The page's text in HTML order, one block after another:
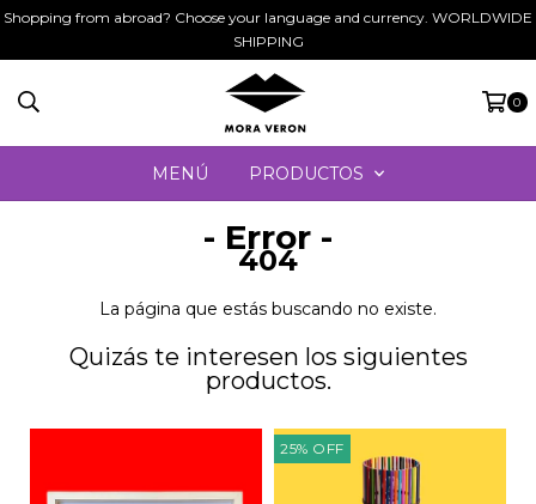
Shopping from abroad? Choose your language and currency. WORLDWIDE
SHIPPING
0
MENÚ PRODUCTOS
- Error -
404
La página que estás buscando no existe.
Quizás te interesen los siguientes
productos.
25% OFF